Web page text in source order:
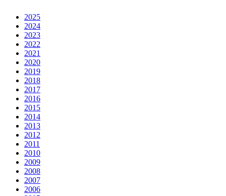
2025
2024
2023
2022
2021
2020
2019
2018
2017
2016
2015
2014
2013
2012
2011
2010
2009
2008
2007
2006